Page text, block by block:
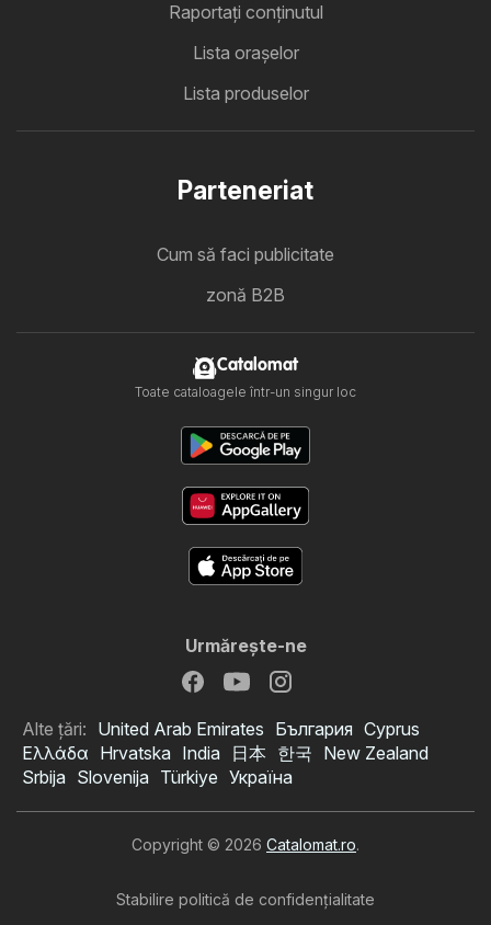
Raportați conținutul
Lista oraşelor
Lista produselor
Parteneriat
Cum să faci publicitate
zonă B2B
Catalomat
Toate cataloagele într-un singur loc
Urmăreşte-ne
Alte țări: United Arab Emirates България Cyprus
Ελλάδα Hrvatska India 日本 한국 New Zealand
Srbija Slovenija Türkiye Україна
Copyright © 2026 Catalomat.ro.
Stabilire politică de confidenţialitate